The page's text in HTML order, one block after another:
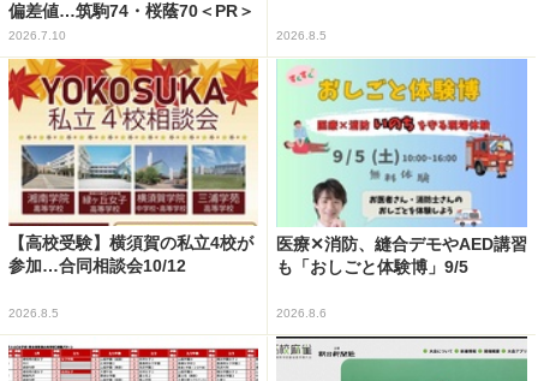
偏差値…筑駒74・桜蔭70＜PR＞
2026.7.10 2026.8.5
【高校受験】横須賀の私立4校が
参加…合同相談会10/12
2026.8.5
医療✕消防、縫合デモやAED講習
も「おしごと体験博」9/5
2026.8.6